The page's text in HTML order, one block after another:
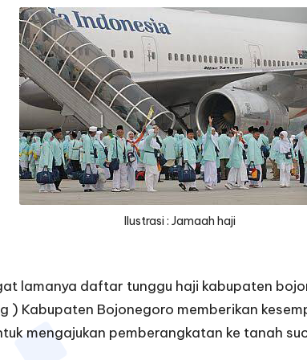
Ilustrasi : Jamaah haji
lamanya daftar tunggu haji kabupaten
) Kabupaten Bojonegoro memberikan
mengajukan pemberangkatan ke tanah